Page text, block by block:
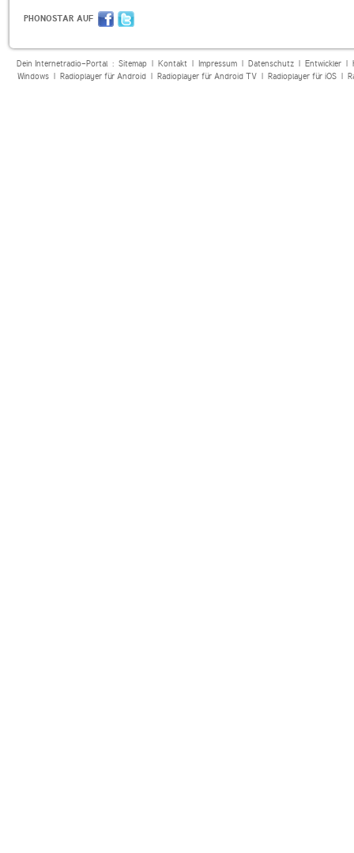
PHONOSTAR AUF
Dein Internetradio-Portal : Sitemap| Kontakt| Impressum| Datenschutz| Entwickler|
Windows| Radioplayer für Android| Radioplayer für Android TV| Radioplayer für iOS|